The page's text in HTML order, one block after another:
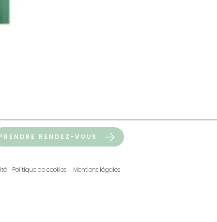
RENDEZ-VOUS
Politique de cookies Mentions légales